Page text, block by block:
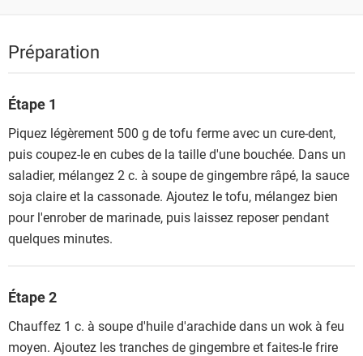
Préparation
Étape 1
Piquez légèrement 500 g de tofu ferme avec un cure-dent,
puis coupez-le en cubes de la taille d'une bouchée. Dans un
saladier, mélangez 2 c. à soupe de gingembre râpé, la sauce
soja claire et la cassonade. Ajoutez le tofu, mélangez bien
pour l'enrober de marinade, puis laissez reposer pendant
quelques minutes.
Étape 2
Chauffez 1 c. à soupe d'huile d'arachide dans un wok à feu
moyen. Ajoutez les tranches de gingembre et faites-le frire